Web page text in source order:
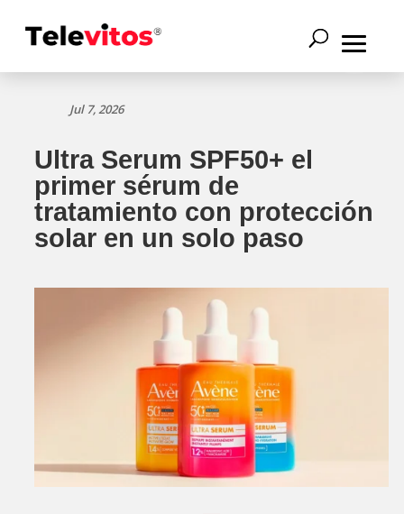
Jul 7, 2026
Ultra Serum SPF50+ el
primer sérum de
tratamiento con protección
solar en un solo paso